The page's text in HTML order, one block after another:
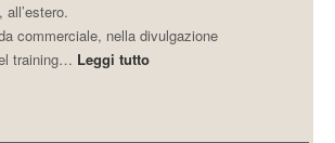
commerciale, nella divulgazione
training… Leggi tutto